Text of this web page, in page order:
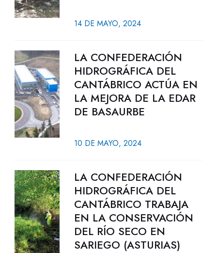
14 DE MAYO, 2024
LA CONFEDERACIÓN
HIDROGRÁFICA DEL
CANTÁBRICO ACTÚA EN
LA MEJORA DE LA EDAR
DE BASAURBE
10 DE MAYO, 2024
LA CONFEDERACIÓN
HIDROGRÁFICA DEL
CANTÁBRICO TRABAJA
EN LA CONSERVACIÓN
DEL RÍO SECO EN
SARIEGO (ASTURIAS)